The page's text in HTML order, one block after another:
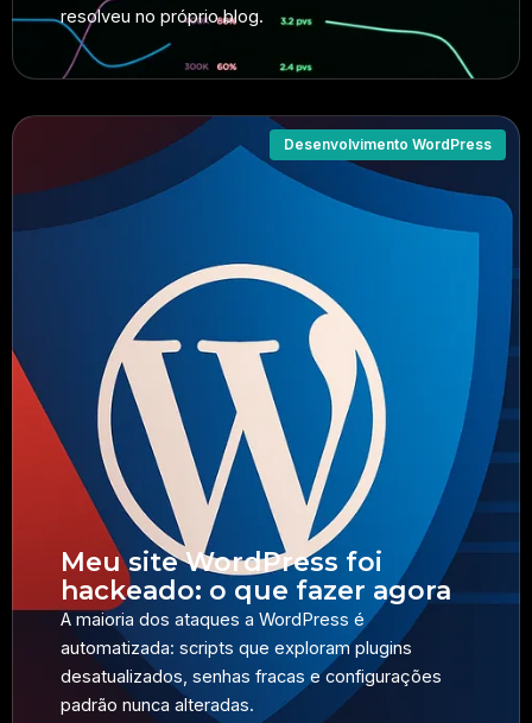
resolveu no próprio blog.
Meu site WordPress foi
hackeado: o que fazer agora
A maioria dos ataques a WordPress é
automatizada: scripts que exploram plugins
desatualizados, senhas fracas e configurações
padrão nunca alteradas.
Desenvolvimento WordPress